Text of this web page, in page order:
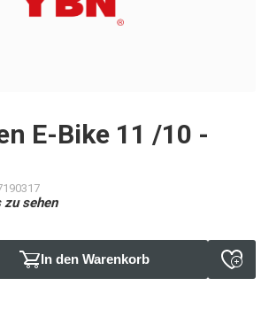
E-Bike 11 /10 -
zu sehen
In den Warenkorb